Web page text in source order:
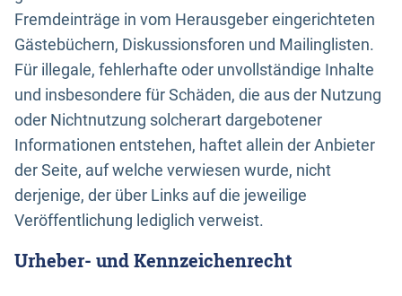
Fremdeinträge in vom Herausgeber eingerichteten
Gästebüchern, Diskussionsforen und Mailinglisten.
Für illegale, fehlerhafte oder unvollständige Inhalte
und insbesondere für Schäden, die aus der Nutzung
oder Nichtnutzung solcherart dargebotener
Informationen entstehen, haftet allein der Anbieter
der Seite, auf welche verwiesen wurde, nicht
derjenige, der über Links auf die jeweilige
Veröffentlichung lediglich verweist.
Urheber- und Kennzeichenrecht